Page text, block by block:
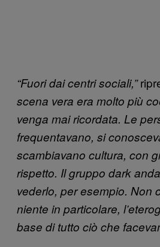
“Fuori dai centri sociali,”
scena vera era molto più
venga mai ricordata. Le
frequentavano, si
scambiavano cultura, con
rispetto. Il gruppo dark
vederlo, per esempio. Non
niente in particolare,
base di tutto ciò che